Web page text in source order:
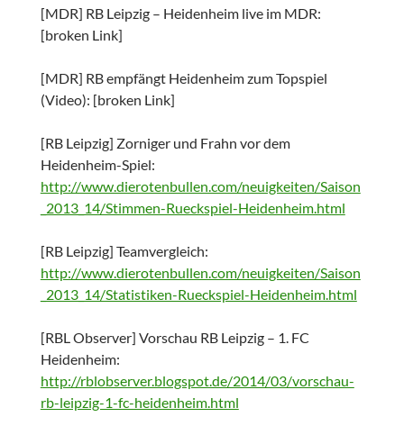
[MDR] RB Leipzig – Heidenheim live im MDR:
[broken Link]
[MDR] RB empfängt Heidenheim zum Topspiel
(Video): [broken Link]
[RB Leipzig] Zorniger und Frahn vor dem
Heidenheim-Spiel:
http://www.dierotenbullen.com/neuigkeiten/Saison
_2013_14/Stimmen-Rueckspiel-Heidenheim.html
[RB Leipzig] Teamvergleich:
http://www.dierotenbullen.com/neuigkeiten/Saison
_2013_14/Statistiken-Rueckspiel-Heidenheim.html
[RBL Observer] Vorschau RB Leipzig – 1. FC
Heidenheim:
http://rblobserver.blogspot.de/2014/03/vorschau-
rb-leipzig-1-fc-heidenheim.html